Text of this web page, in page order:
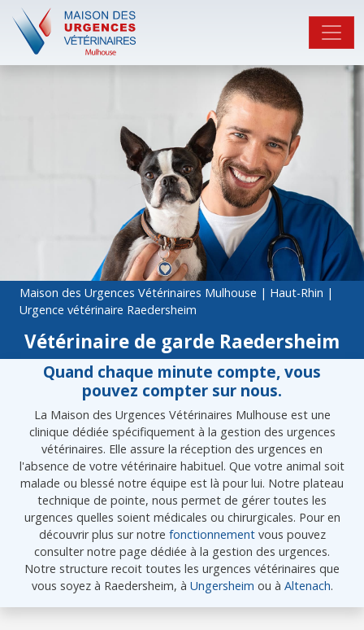
Maison des Urgences Vétérinaires Mulhouse | Haut-Rhin |
Urgence vétérinaire Raedersheim
Vétérinaire de garde Raedersheim
Quand chaque minute compte, vous
pouvez compter sur nous.
La Maison des Urgences Vétérinaires Mulhouse est une
clinique dédiée spécifiquement à la gestion des urgences
vétérinaires. Elle assure la réception des urgences en
l'absence de votre vétérinaire habituel. Que votre animal soit
malade ou blessé notre équipe est là pour lui. Notre plateau
technique de pointe, nous permet de gérer toutes les
urgences quelles soient médicales ou chirurgicales. Pour en
découvrir plus sur notre fonctionnementvous pouvez
consulter notre page dédiée à la gestion des urgences.
Notre structure recoit toutes les urgences vétérinaires que
vous soyez à Raedersheim, à Ungersheim ou à Altenach.